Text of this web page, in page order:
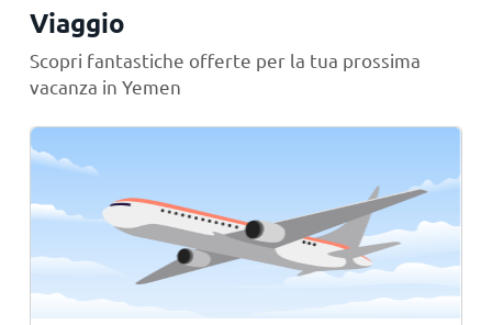
Viaggio
Scopri fantastiche offerte per la tua prossima
vacanza in Yemen